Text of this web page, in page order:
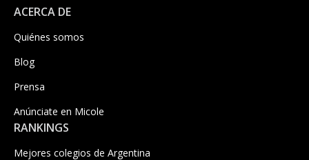
ACERCA DE
Quiénes somos
Blog
Prensa
Anúnciate en Micole
RANKINGS
Mejores colegios de Argentina